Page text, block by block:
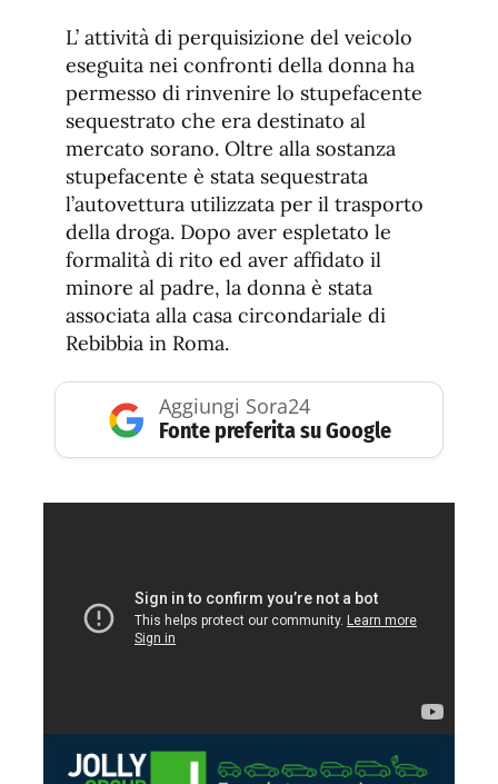
L’ attività di perquisizione del veicolo
eseguita nei confronti della donna ha
permesso di rinvenire lo stupefacente
sequestrato che era destinato al
mercato sorano. Oltre alla sostanza
stupefacente è stata sequestrata
l’autovettura utilizzata per il trasporto
della droga. Dopo aver espletato le
formalità di rito ed aver affidato il
minore al padre, la donna è stata
associata alla casa circondariale di
Rebibbia in Roma.
Aggiungi Sora24
Fonte preferita su Google